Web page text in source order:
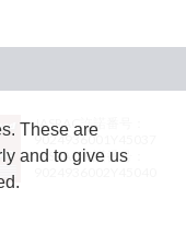
JASRAC許諾番号：
9024936001Y45037
JASRAC許諾番号：
These are
and to give us